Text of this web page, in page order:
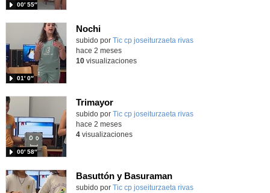
00′ 55″
Nochi
Contenido educativo.
subido por Tic cp joseiturzaeta rivas
01′ 0″
-
hace 2 meses
10visualizaciones
Trimayor
Contenido educativo.
subido por Tic cp joseiturzaeta rivas
00′ 58″
-
hace 2 meses
4visualizaciones
Basuttón y Basuraman
Contenido educativo.
subido por Tic cp joseiturzaeta rivas-